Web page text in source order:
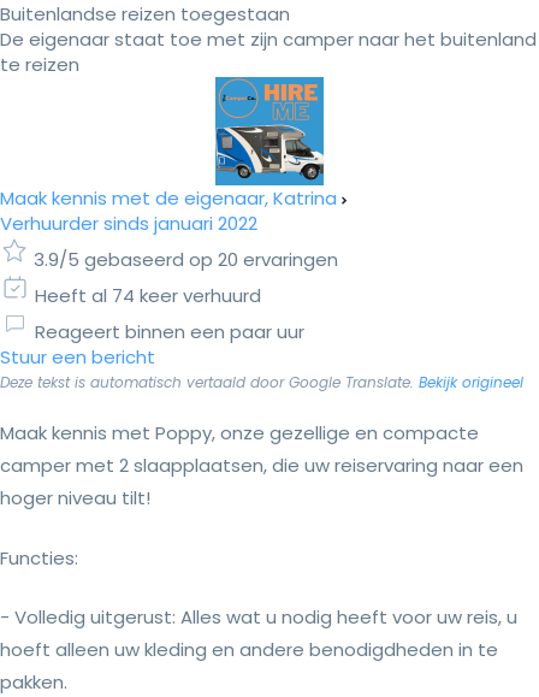
Buitenlandse reizen toegestaan
De eigenaar staat toe met zijn camper naar het buitenland
te reizen
Maak kennis met de eigenaar, Katrina
Verhuurder sinds januari 2022
3.9/5 gebaseerd op 20 ervaringen
Heeft al 74 keer verhuurd
Reageert binnen een paar uur
Stuur een bericht
Deze tekst is automatisch vertaald door Google Translate. Bekijk origineel
Maak kennis met Poppy, onze gezellige en compacte
camper met 2 slaapplaatsen, die uw reiservaring naar een
hoger niveau tilt!
Functies:
- Volledig uitgerust: Alles wat u nodig heeft voor uw reis, u
hoeft alleen uw kleding en andere benodigdheden in te
pakken.